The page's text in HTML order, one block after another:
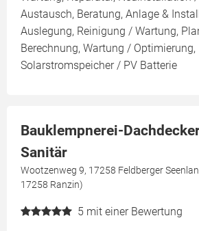
Austausch, Beratung, Anlage &
Auslegung, Reinigung / Wartung,
Berechnung, Wartung / Optimierung,
Solarstromspeicher / PV Batterie
Bauklempnerei-
Sanitär
Wootzenweg 9, 17258 Feldberger
17258 Ranzin)
5 mit einer Bewertung